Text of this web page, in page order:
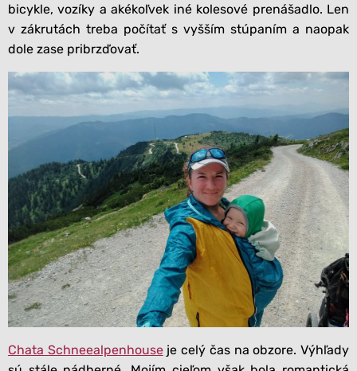
bicykle, vozíky a akékoľvek iné kolesové prenášadlo. Len
v zákrutách treba počítať s vyšším stúpaním a naopak
dole zase pribrzďovať.
Chata Schneealpenhouseje celý čas na obzore. Výhľady